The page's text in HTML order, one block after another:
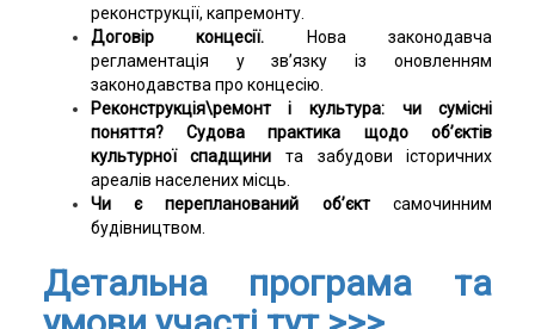
реконструкції, капремонту.
Договір концесії.
Нова законодавча
регламентація у зв’язку із оновленням
законодавства про концесію.
Реконструкція\ремонт і культура: чи сумісні
поняття? Судова практика щодо об’єктів
культурної спадщини та забудови історичних
ареалів населених місць.
Чи є перепланований об’єктсамочинним
будівництвом.
Детальна програма та